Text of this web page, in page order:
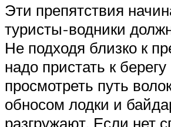
Эти препятствия
туристы-водники
Не подходя близко к
надо пристать к берегу
просмотреть путь
обносом лодки и
разгружают. Если нет